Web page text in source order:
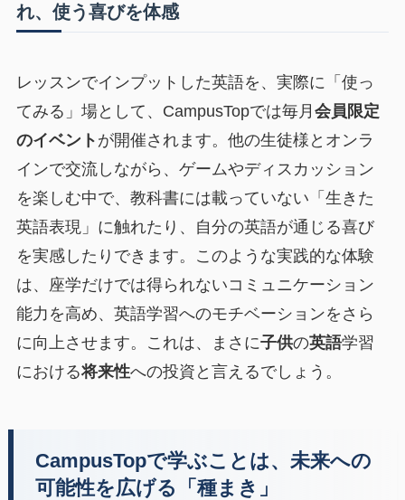
れ、使う喜びを体感
レッスンでインプットした英語を、実際に「使っ
てみる」場として、CampusTopでは毎月 会員限定
のイベント が開催されます。他の生徒様とオンラ
インで交流しながら、ゲームやディスカッション
を楽しむ中で、教科書には載っていない「生きた
英語表現」に触れたり、自分の英語が通じる喜び
を実感したりできます。このような実践的な体験
は、座学だけでは得られないコミュニケーション
能力を高め、英語学習へのモチベーションをさら
に向上させます。これは、まさに子供の英語学習
における将来性への投資と言えるでしょう。
CampusTopで学ぶことは、未来への
可能性を広げる「種まき」